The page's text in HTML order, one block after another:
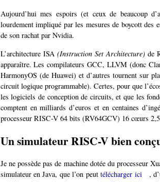
Aujourd’hui mes espoirs (et ceux de beaucoup
lourdement impliqué par les mesures de boycott des
de son rachat par Nvidia.
L’architecture ISA (Instruction Set Architecture)de
apparaître. Les compilateurs GCC, LLVM (donc
HarmonyOS (de Huawei) et d’autres tournent sur
circuit logique programmable). Certes, pour que
les logiciels de conception de circuits, et que les
comptent en milliards d’euros et en centaines
processeur RISC-V 64 bits (RV64GCV) 16 cœurs
Un simulateur RISC-V bien
Je ne possède pas de machine dotée du processeur
simulateur en Java, que l’on peuttélécharger ici ,